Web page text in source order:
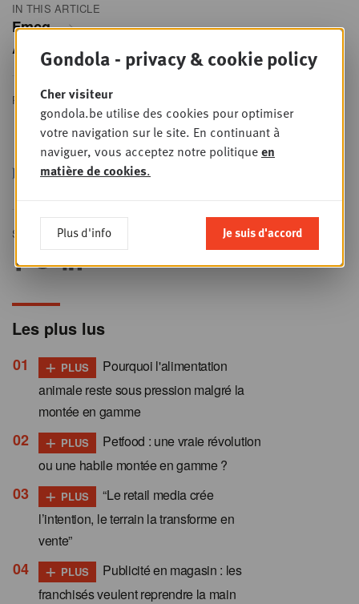
IN THIS ARTICLE
Fmcg
Advertorial
PHILIP MORRIS INTERNATIONAL
SHARE THIS ARTICLE
Les plus lus
+ PLUS
Pourquoi l'alimentation
animale reste sous pression malgré la
montée en gamme
+ PLUS
Petfood : une vraie révolution
ou une habile montée en gamme ?
+ PLUS
“Le retail media crée
l’intention, le terrain la transforme en
vente”
+ PLUS
Publicité en magasin : les
franchisés veulent reprendre la main
Gondola - privacy & cookie policy
Cher visiteur
gondola.be utilise des cookies pour optimiser
votre navigation sur le site. En continuant à
naviguer, vous acceptez notre politiqueen
matière de cookies.
Plus d'info Je suis d'accord